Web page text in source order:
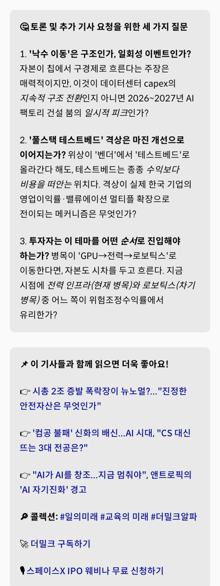
🤔 토론 및 추가 기사 요청을 위한 세 가지 질문
1. '낙수 이동'은 구조인가, 일회성 이벤트인가?
자본이 칩에서 구경제로 흐른다는 주장은
매력적이지만, 이것이 데이터센터 capex의
지속적 구조 전환인지 아니면 2026~2027년 AI
팩토리 건설 붐의 일시적 피크인가?
2. '풀스택 테스트베드' 격상은 마진 개선으로
이어지는가? 위상이 '벤더'에서 '테스트베드'로
올라간다 해도, 테스트베드는 종종 수익보다
비용을 떠안는 위치다. 격상이 실제 한국 기업의
영업이익률·밸류에이션 멀티플 확장으로
전이되는 메커니즘은 무엇인가?
3. 투자자는 이 테마를 어떤 순서로 진입해야
하는가? 병목이 'GPU→전력→로보틱스'로
이동한다면, 자본도 시차를 두고 흐른다. 지금
시점에 전력 인프라(현재 병목)와 로보틱스(차기
병목)중 어느 쪽이 위험조정수익률에서
유리한가?
📌 이 기사들과 함께 읽으면 더욱 좋아요!
👉 시총 2조 증발 폭락장이 뉴노멀?..."진정한
안전자산은 무엇인가"
👉 '컴공 불패' 신화의 배신...AI 시대, "CS 대신
뜨는 3대 전공은?"
👉 "AI가 AI를 창조...지금 멈춰야", 앤트로픽의
'AI 자기진화' 경고
🔎 콜렉션: #일의미래 #교육의 미래 #더밀크알파
🚀 더밀크 구독하기
🎙️스페이스X IPO 웨비나 무료 신청하기